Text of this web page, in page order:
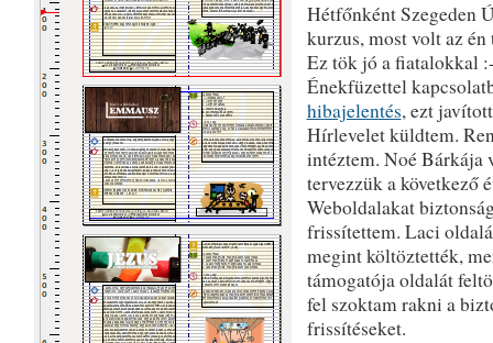
Hétfőnként Szegeden
kurzus, most volt az én
Ez tök jó a fiatalokkal
Énekfüzettel
hibajelentés, ezt
Hírlevelet küldtem.
intéztem. Noé Bárkája
tervezzük a következő
Weboldalakat
frissítettem. Laci
megint költöztették,
támogatója oldalát
fel szoktam rakni a
frissítéseket.